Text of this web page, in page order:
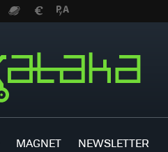
MAGNET NEWSLETTER